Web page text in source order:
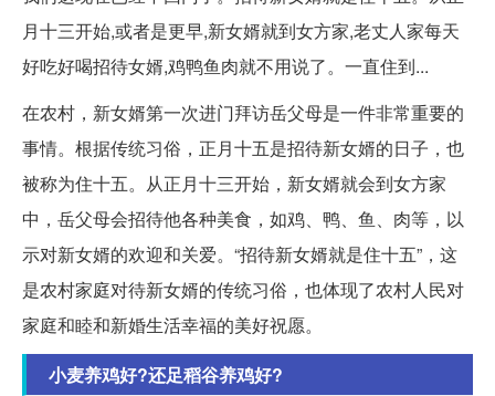
月十三开始,或者是更早,新女婿就到女方家,老丈人家每天
好吃好喝招待女婿,鸡鸭鱼肉就不用说了。一直住到...
在农村，新女婿第一次进门拜访岳父母是一件非常重要的
事情。根据传统习俗，正月十五是招待新女婿的日子，也
被称为住十五。从正月十三开始，新女婿就会到女方家
中，岳父母会招待他各种美食，如鸡、鸭、鱼、肉等，以
示对新女婿的欢迎和关爱。“招待新女婿就是住十五”，这
是农村家庭对待新女婿的传统习俗，也体现了农村人民对
家庭和睦和新婚生活幸福的美好祝愿。
小麦养鸡好?还足稻谷养鸡好?